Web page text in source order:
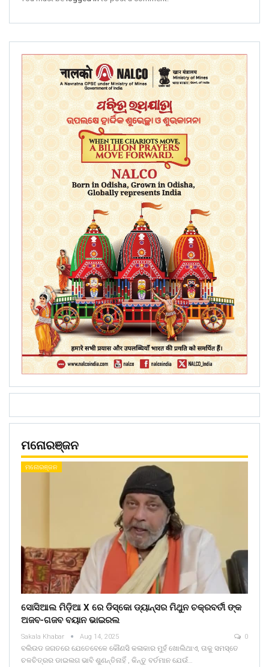
ମନୋରଞ୍ଜନ
ମନୋରଞ୍ଜନ
ସୋସିଆଲ ମିଡ଼ିଆ X ରେ ଡିସ୍କୋ ଡ୍ୟାନ୍ସର ମିଥୁନ ଚକ୍ରବର୍ତୀ ଙ୍କ
ଅଜବ-ଗଜବ ବୟାନ ଭାଇରଲ
Sakala Khabar Aug 14, 2025 0
ବଲିଉଡ ଜଗତରେ ଯେତେବେଳେ କୌଣସି କଳାକାର ମୁହଁ ଖୋଲିଥାଏ, ତାକୁ ସମସ୍ତେ
ଚଳଚିତ୍ରର ଡାଇଲଗ ଭାବି ଶୁଣନ୍ତିନାହିଁ , କିନ୍ତୁ ବର୍ତମାନ ଯେଉଁ…